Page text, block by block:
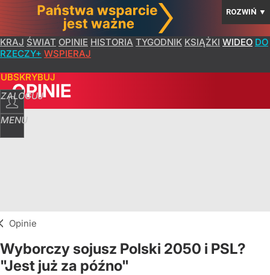
ROZWIŃ ▼
KRAJ ŚWIAT OPINIE HISTORIA TYGODNIK KSIĄŻKI WIDEO DO
RZECZY+ WSPIERAJ
ZALOGUJ
MENU
OPINIE
Opinie
Wyborczy sojusz Polski 2050 i PSL?
"Jest już za późno"